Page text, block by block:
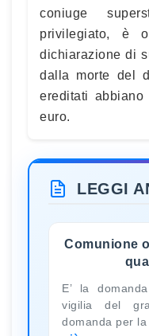
coniuge
privilegiato, è
dichiarazione di
dalla morte del
ereditati
euro.
LEGGI
Comunione
E’ la
vigilia del
domanda per